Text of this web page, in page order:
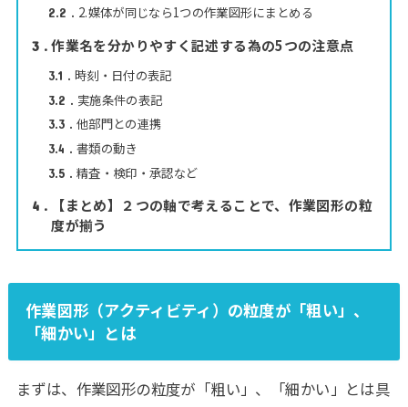
2.2 2.媒体が同じなら1つの作業図形にまとめる
3 作業名を分かりやすく記述する為の5つの注意点
3.1 時刻・日付の表記
3.2 実施条件の表記
3.3 他部門との連携
3.4 書類の動き
3.5 精査・検印・承認など
4
【まとめ】２つの軸で考えることで、作業図形の粒
度が揃う
作業図形（アクティビティ）の粒度が「粗い」、
「細かい」とは
まずは、作業図形の粒度が「粗い」、「細かい」とは具